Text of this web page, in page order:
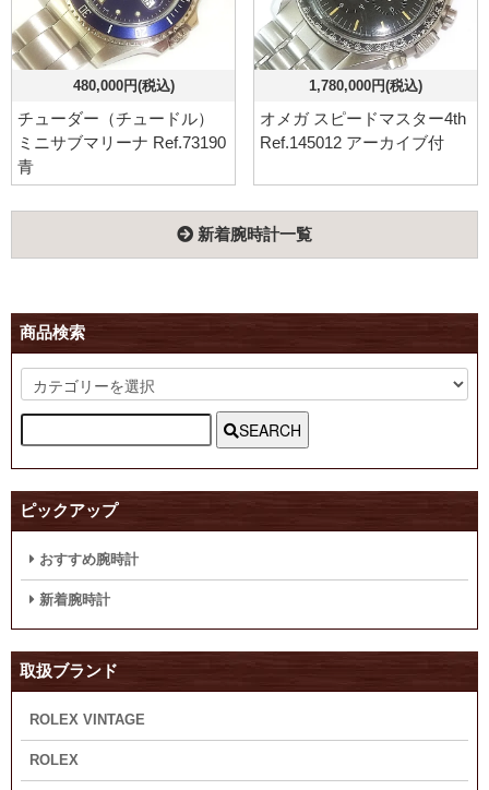
480,000円(税込)
チューダー（チュードル）
ミニサブマリーナ Ref.73190
青
1,780,000円(税込)
オメガ スピードマスター4th
Ref.145012 アーカイブ付
新着腕時計一覧
商品検索
SEARCH
ピックアップ
おすすめ腕時計
新着腕時計
取扱ブランド
ROLEX VINTAGE
ROLEX